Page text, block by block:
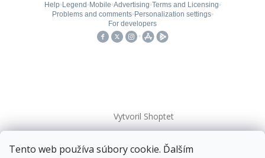
Tento web používa súbory cookie. Ďalším
Vytvoril Shoptet
Copyright 2026kovanieplus. Všetky práva vyhradené.